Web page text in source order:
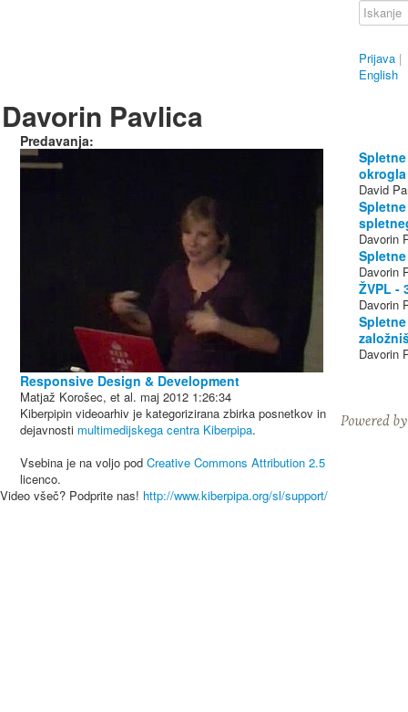
Prijava |
English
Davorin Pavlica
Predavanja:
Responsive Design & Development
Matjaž Korošec, et al. maj 2012 1:26:34
David
Davorin
Davorin
ŽVPL -
Davorin
Davorin
Kiberpipin videoarhiv je kategorizirana zbirka posnetkov in
dejavnosti multimedijskega centra Kiberpipa.
Vsebina je na voljo pod Creative Commons Attribution 2.5
licenco.
Video všeč? Podprite nas! http://www.kiberpipa.org/sl/support/